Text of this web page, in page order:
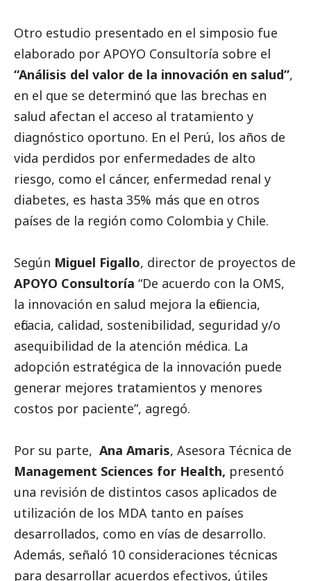
Otro estudio presentado en el simposio fue
elaborado por APOYO Consultoría sobre el
“Análisis del valor de la innovación en salud”,
en el que se determinó que las brechas en
salud afectan el acceso al tratamiento y
diagnóstico oportuno. En el Perú, los años de
vida perdidos por enfermedades de alto
riesgo, como el cáncer, enfermedad renal y
diabetes, es hasta 35% más que en otros
países de la región como Colombia y Chile.
Según Miguel Figallo, director de proyectos de
APOYO Consultoría “De acuerdo con la OMS,
la innovación en salud mejora la eficiencia,
eficacia, calidad, sostenibilidad, seguridad y/o
asequibilidad de la atención médica. La
adopción estratégica de la innovación puede
generar mejores tratamientos y menores
costos por paciente”, agregó.
Por su parte, Ana Amaris, Asesora Técnica de
Management Sciences for Health, presentó
una revisión de distintos casos aplicados de
utilización de los MDA tanto en países
desarrollados, como en vías de desarrollo.
Además, señaló 10 consideraciones técnicas
para desarrollar acuerdos efectivos, útiles